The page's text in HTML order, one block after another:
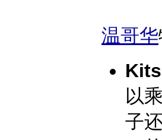
温哥华
以
子